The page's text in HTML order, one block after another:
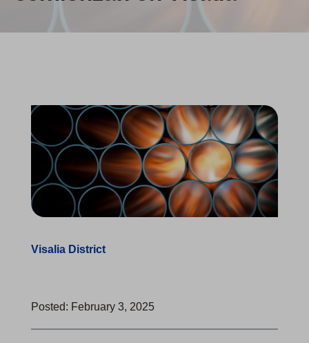
Visalia District
Posted: February 3, 2025